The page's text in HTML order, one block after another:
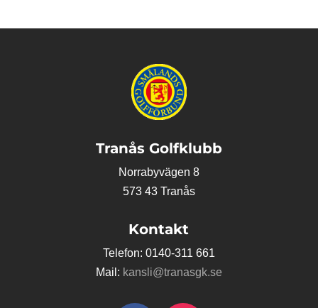
Tranås Golfklubb
Norrabyvägen 8
573 43 Tranås
Kontakt
Telefon: 0140-311 661
Mail: kansli@tranasgk.se